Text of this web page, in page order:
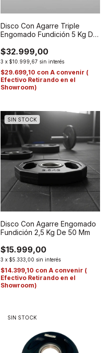
Disco Con Agarre Triple
Engomado Fundición 5 Kg De
$32.999,00
3 x $10.999,67 sin interés
$29.699,10 con A convenir (
Efectivo Retirando en el
Showroom)
SIN STOCK
Disco Con Agarre Engomado
Fundición 2,5 Kg De 50 Mm
$15.999,00
3 x $5.333,00 sin interés
$14.399,10 con A convenir (
Efectivo Retirando en el
Showroom)
SIN STOCK